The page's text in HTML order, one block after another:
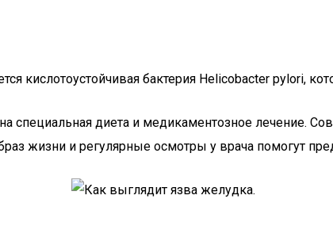
кислотоустойчивая бактерия Helicobacter pylori,
специальная диета и медикаментозное
жизни и регулярные осмотры у врача помогут